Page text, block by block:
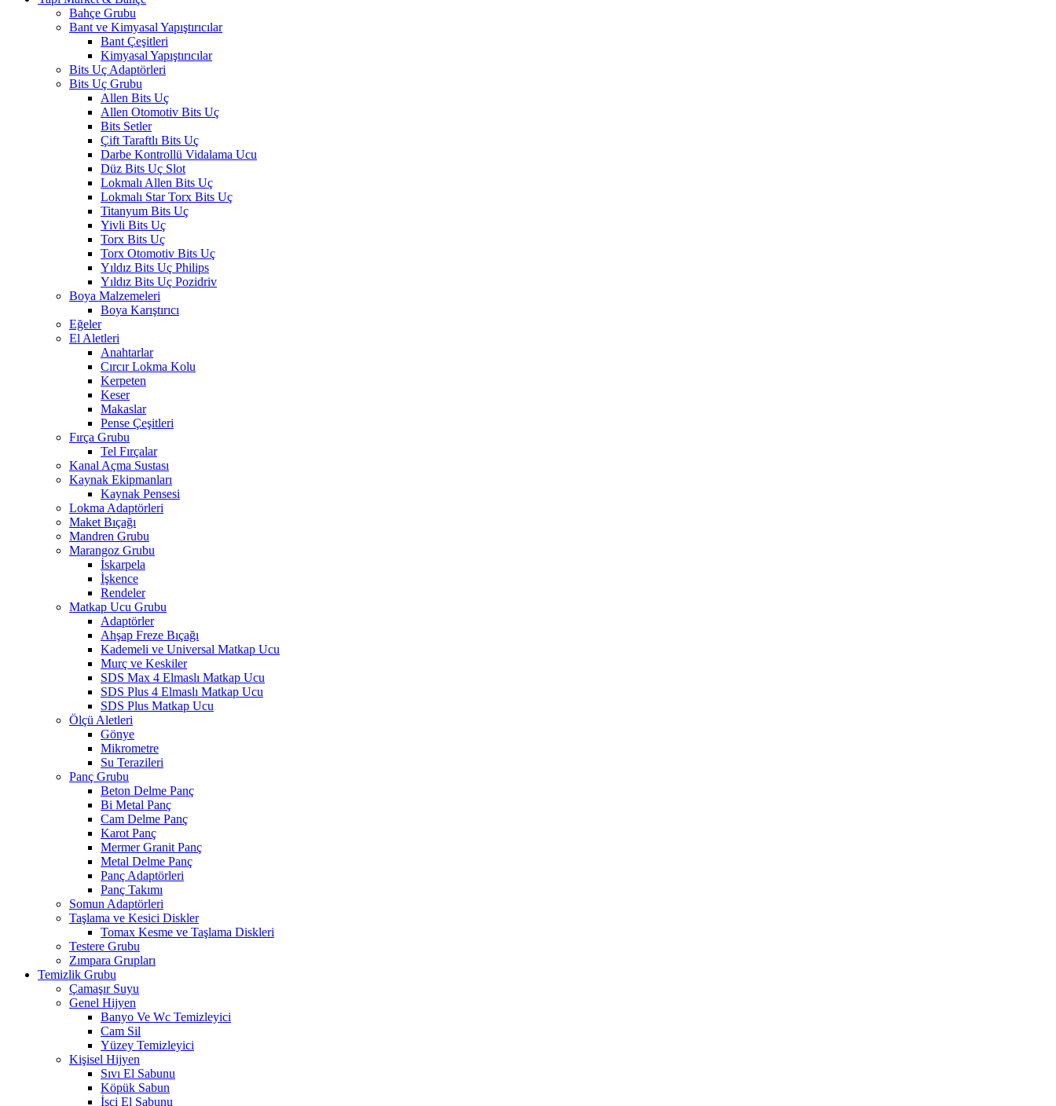
Bahçe Grubu
Bant ve Kimyasal Yapıştırıcılar
Bant Çeşitleri
Kimyasal Yapıştırıcılar
Bits Uç Adaptörleri
Bits Uç Grubu
Allen Bits Uç
Allen Otomotiv Bits Uç
Bits Setler
Çift Taraftlı Bits Uç
Darbe Kontrollü Vidalama Ucu
Düz Bits Uç Slot
Lokmalı Allen Bits Uç
Lokmalı Star Torx Bits Uç
Titanyum Bits Uç
Yivli Bits Uç
Torx Bits Uç
Torx Otomotiv Bits Uç
Yıldız Bits Uç Philips
Yıldız Bits Uç Pozidriv
Boya Malzemeleri
Boya Karıştırıcı
Eğeler
El Aletleri
Anahtarlar
Cırcır Lokma Kolu
Kerpeten
Keser
Makaslar
Pense Çeşitleri
Fırça Grubu
Tel Fırçalar
Kanal Açma Sustası
Kaynak Ekipmanları
Kaynak Pensesi
Lokma Adaptörleri
Maket Bıçağı
Mandren Grubu
Marangoz Grubu
İskarpela
İşkence
Rendeler
Matkap Ucu Grubu
Adaptörler
Ahşap Freze Bıçağı
Kademeli ve Universal Matkap Ucu
Murç ve Keskiler
SDS Max 4 Elmaslı Matkap Ucu
SDS Plus 4 Elmaslı Matkap Ucu
SDS Plus Matkap Ucu
Ölçü Aletleri
Gönye
Mikrometre
Su Terazileri
Panç Grubu
Beton Delme Panç
Bi Metal Panç
Cam Delme Panç
Karot Panç
Mermer Granit Panç
Metal Delme Panç
Panç Adaptörleri
Panç Takımı
Somun Adaptörleri
Taşlama ve Kesici Diskler
Tomax Kesme ve Taşlama Diskleri
Testere Grubu
Zımpara Grupları
Temizlik Grubu
Çamaşır Suyu
Genel Hijyen
Banyo Ve Wc Temizleyici
Cam Sil
Yüzey Temizleyici
Kişisel Hijyen
Sıvı El Sabunu
Köpük Sabun
İşçi El Sabunu